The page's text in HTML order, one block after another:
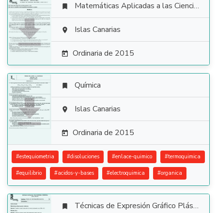

 Matemáticas Aplicadas a las Ciencias Sociales
 Islas Canarias
 Ordinaria de 2015

 Química
 Islas Canarias
 Ordinaria de 2015
#estequiometria #disoluciones #enlace-quimico #termoquimica
#equilibrio #acidos-y-bases #electroquimica #organica
 Técnicas de Expresión Gráfico Plástica